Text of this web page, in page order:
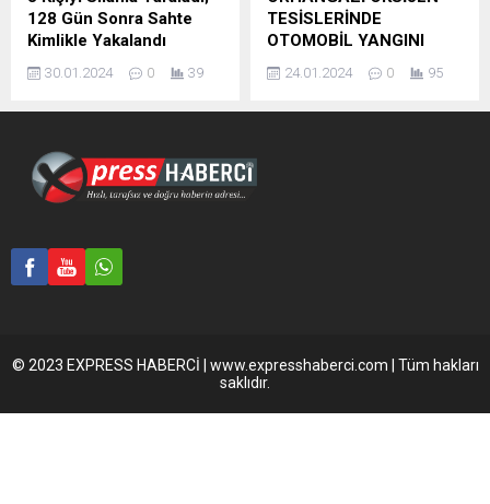
128 Gün Sonra Sahte
Kimlikle Yakalandı
30.01.2024 0 39
TESİSLERİNDE
OTOMOBİL YANGINI
24.01.2024 0 95
© 2023 EXPRESS HABERCİ | www.expresshaberci.com | Tüm hakları
saklıdır.